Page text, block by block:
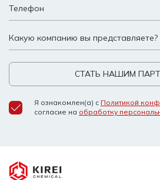
Я ознакомлен(а) с Политикой
согласие на обработку
СТАТЬ НАШИМ